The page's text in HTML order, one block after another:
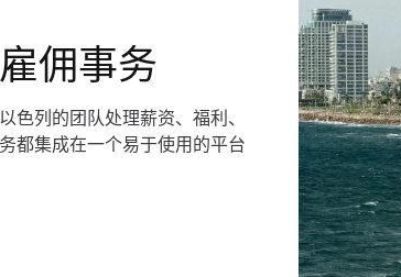
佣事务
色列的团队处理薪资、福利、
都集成在一个易于使用的平台